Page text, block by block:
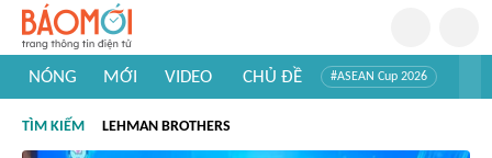
NÓNG MỚI VIDEO CHỦ ĐỀ #ASEAN Cup 2026
#Khám phá thế giới
TÌM KIẾM LEHMAN BROTHERS